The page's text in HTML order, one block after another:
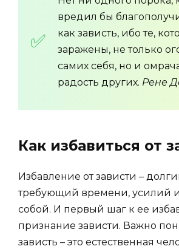
вредил бы
как зависть, ибо те,
заражены, не только
самих себя, но и
радость других. Рене
Как избавиться от
Избавление от зависти –
требующий времени, усилий
собой. И первый шаг к ее
признание зависти. Важно
зависть – это естественная